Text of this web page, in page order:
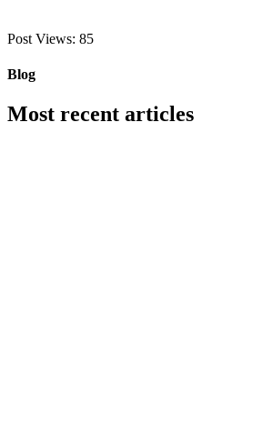
Post Views: 85
Blog
Most recent articles